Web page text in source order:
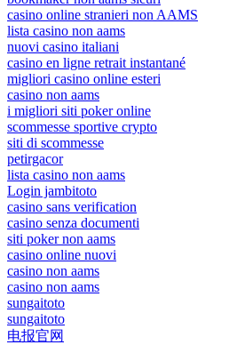
casino online stranieri non AAMS
lista casino non aams
nuovi casino italiani
casino en ligne retrait instantané
migliori casino online esteri
casino non aams
i migliori siti poker online
scommesse sportive crypto
siti di scommesse
petirgacor
lista casino non aams
Login jambitoto
casino sans verification
casino senza documenti
siti poker non aams
casino online nuovi
casino non aams
casino non aams
sungaitoto
sungaitoto
电报官网